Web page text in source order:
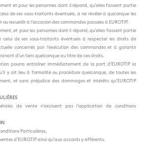
et pour les personnes dont il répond, qu’elles fassent partie
de ses sous-traitants éventuels, à ne révéler à quiconque les
recueillir à l’occasion des commandes passées à EUROTIP.
et pour les personnes dont il répond, qu’elles fassent partie
celui de ses sous-traitants éventuels à respecter les droits de
concernés par l’exécution des commandes et à garantir
d’un tiers quelconque au titre de ces droits.
pourra entraîner immédiatement de la part d’EUROTIP la
y ait lieu à formalité ou procédure quelconque, de toutes les
et sans préjudice des dommages et intérêts qu’EUROTIP
de vente n’excluent pas l’application de conditions
Particulières,
d’EUROTIP ainsi qu’aux accords y afférents.